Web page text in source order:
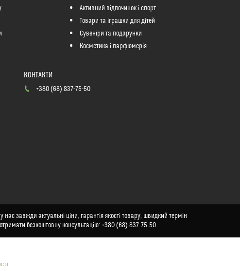
Активний відпочинок і спорт
Товари та іграшки для дітей
Сувеніри та подарунки
Косметика і парфюмерія
+380 (68) 837-75-50
завжди актуальні ціни, гарантія якості товару, швидкий термін
безкоштовну консультацію: +380 (68) 837-75-50